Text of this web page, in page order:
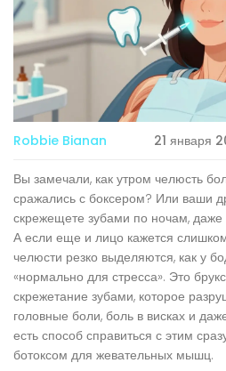
Robbie Bianan 21 января
Вы замечали, как утром челюсть
сражались с боксером? Или ваши
скрежещете зубами по ночам,
А если еще и лицо кажется
челюсти резко выделяются, как у
«нормально для стресса». Это
скрежетание зубами, которое
головные боли, боль в висках и
есть способ справиться с этим
ботоксом для жевательных мышц.